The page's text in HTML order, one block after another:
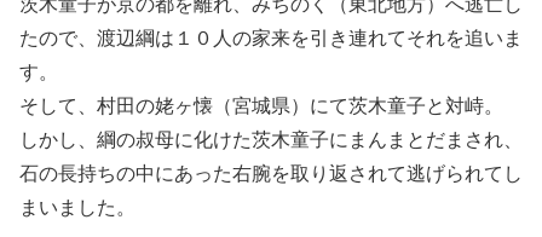
たので、渡辺綱は１０人の家来を引き連れてそれを追いま
す。
そして、村田の姥ヶ懐（宮城県）にて茨木童子と対峙。
しかし、綱の叔母に化けた茨木童子にまんまとだまされ、
石の長持ちの中にあった右腕を取り返されて逃げられてし
まいました。